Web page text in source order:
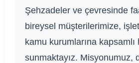
Şehzadeler ve çevresinde
bireysel müşterilerimize,
kamu kurumlarına kapsamlı
sunmaktayız. Misyonumuz,